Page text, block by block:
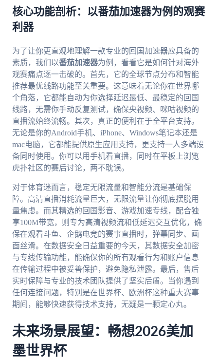
核心功能剖析：以番茄加速器为例的观赛
利器
为了让你更直观地理解一款专业的回国加速器应具备的
素质，我们以番茄加速器为例，看看它是如何针对海外
观赛痛点逐一击破的。首先，它的全球节点分布和智能
推荐最优线路功能至关重要。这意味着无论你在世界哪
个角落，它都能自动为你选择延迟最低、最稳定的回国
线路，无需你手动反复测试，确保央视频、咪咕视频的
直播流始终流畅。其次，真正的便利在于全平台支持。
无论是你的Android手机、iPhone、Windows笔记本还是
mac电脑，它都能提供原生应用支持，更支持一人多端设
备同时使用。你可以用手机看直播，同时在平板上浏览
虎扑社区的赛后讨论，两不耽误。
对于体育迷而言，稳定无限流量和智能分流是基础保
障。高清直播消耗流量巨大，无限流量让你彻底摆脱用
量焦虑。而其精选的回国影音、游戏加速专线，配合独
享100M带宽，则专为高清视频流和低延迟交互优化，确
保在观看斗鱼、企鹅电竞的赛事直播时，弹幕同步、画
面丝滑。在数据安全日益重要的今天，其数据安全加密
与专线传输功能，能确保你的所有观看行为和账户信息
在传输过程中被妥善保护，避免隐私泄露。最后，售后
实时保障与专业的技术团队提供了坚实后盾。当你遇到
任何连接问题，特别是在世界杯、欧洲杯这种重大赛事
期间，能够快速获得技术支持，无疑是一颗定心丸。
未来场景展望：畅想2026美加
墨世界杯